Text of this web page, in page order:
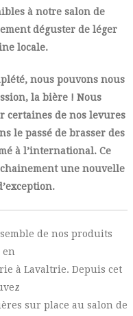
à notre salon de
déguster de léger
locale.
nous pouvons nous
la bière ! Nous
certaines de nos levures
le passé de brasser des
à l’international. Ce
une nouvelle
de nos produits
à Lavaltrie. Depuis cet
sur place au salon de